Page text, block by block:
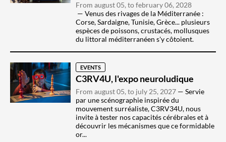
From august 05, to february 06, 2028
Venus des rivages de la Méditerranée :
Corse, Sardaigne, Tunisie, Grèce... plusieurs
espèces de poissons, crustacés, mollusques
du littoral méditerranéen s'y côtoient.
EVENTS
C3RV4U, l'expo neuroludique
From august 05, to july 25, 2027
Servie
par une scénographie inspirée du
mouvement surréaliste, C3RV34U, nous
invite à tester nos capacités cérébrales et à
découvrir les mécanismes que ce formidable
or...